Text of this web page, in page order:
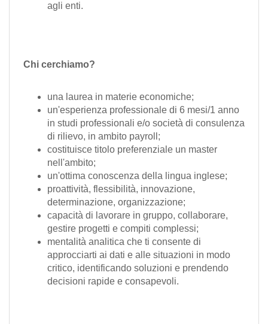
agli enti.
Chi cerchiamo?
una laurea in materie economiche;
un'esperienza professionale di 6 mesi/1 anno
in studi professionali e/o società di consulenza
di rilievo, in ambito payroll;
costituisce titolo preferenziale un master
nell'ambito;
un'ottima conoscenza della lingua inglese;
proattività, flessibilità, innovazione,
determinazione, organizzazione;
capacità di lavorare in gruppo, collaborare,
gestire progetti e compiti complessi;
mentalità analitica che ti consente di
approcciarti ai dati e alle situazioni in modo
critico, identificando soluzioni e prendendo
decisioni rapide e consapevoli.